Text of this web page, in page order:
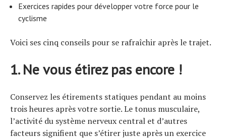
Exercices rapides pour développer votre force pour le
cyclisme
Voici ses cinq conseils pour se rafraîchir après le trajet.
1. Ne vous étirez pas encore !
Conservez les étirements statiques pendant au moins
trois heures après votre sortie. Le tonus musculaire,
l’activité du système nerveux central et d’autres
facteurs signifient que s’étirer juste après un exercice